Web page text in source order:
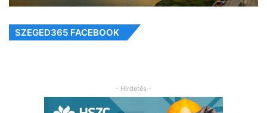
SZEGED365 FACEBOOK
- Hirdetés -